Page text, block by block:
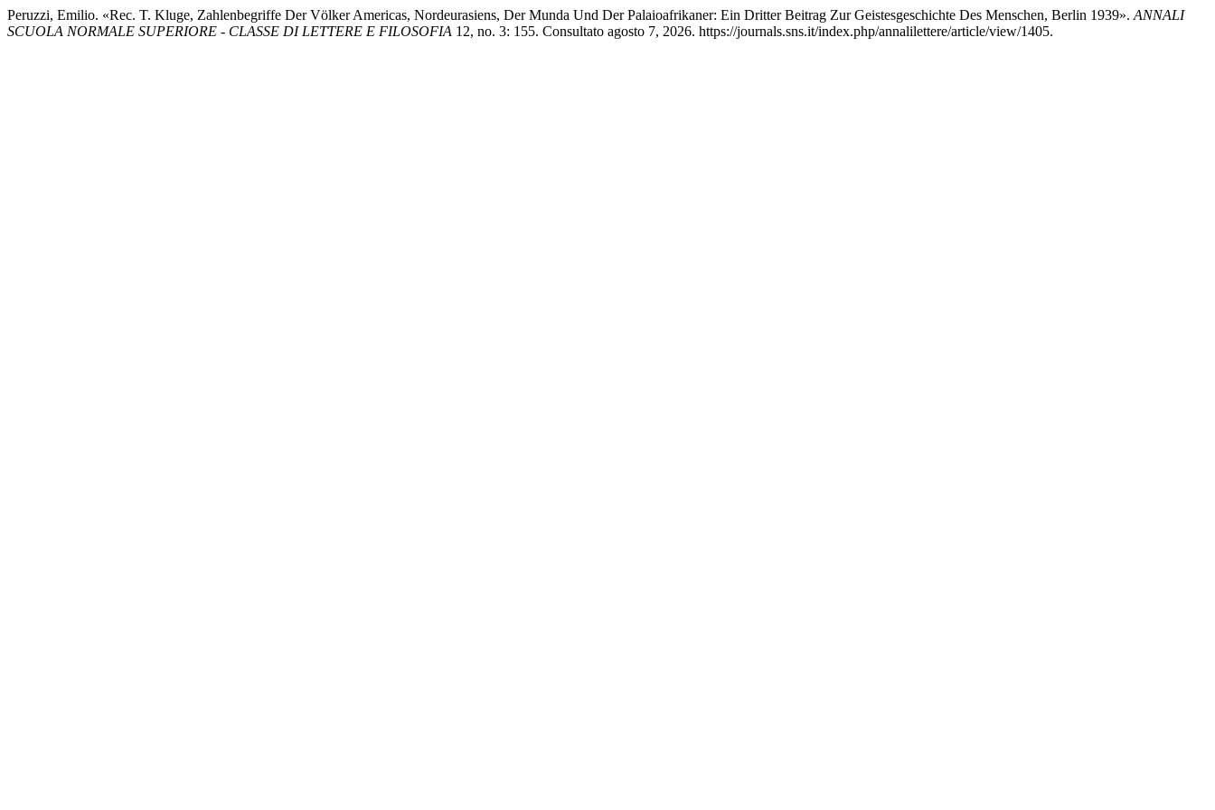
Peruzzi, Emilio. «Rec. T. Kluge, Zahlenbegriffe Der Völker Americas, Nordeurasiens, Der Munda Und Der Palaioafrikaner: Ein Dritter Beitrag Zur Geistesgeschichte Des Menschen, Berlin 1939». ANNALI
SCUOLA NORMALE SUPERIORE - CLASSE DI LETTERE E FILOSOFIA 12, no. 3: 155. Consultato agosto 7, 2026. https://journals.sns.it/index.php/annalilettere/article/view/1405.